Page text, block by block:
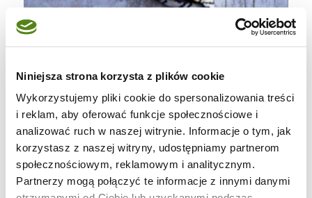
Niniejsza strona korzysta z plików cookie
Wykorzystujemy pliki cookie do spersonalizowania treści
i reklam, aby oferować funkcje społecznościowe i
analizować ruch w naszej witrynie. Informacje o tym, jak
korzystasz z naszej witryny, udostępniamy partnerom
społecznościowym, reklamowym i analitycznym.
Partnerzy mogą połączyć te informacje z innymi danymi